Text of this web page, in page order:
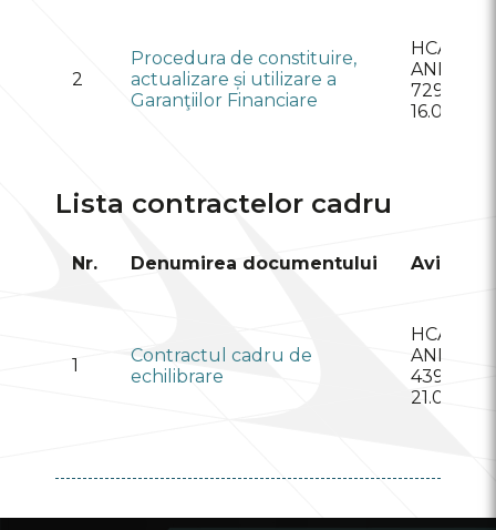
2
Procedura de constituire,
actualizare și utilizare a
Garanţiilor Financiare
HCA al
ANRE nr.
729 din
Lista contractelor cadru
Nr. Denumirea documentului Avizat
1
Contractul cadru de
echilibrare
HCA al
ANRE nr.
439 din